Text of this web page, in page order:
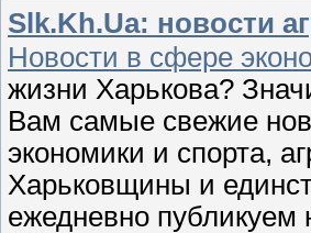
Slk.Kh.Ua: новости
Новости в сфере
жизни Харькова?
Вам самые свежие
экономики и спорта,
Харьковщины и
ежедневно публикуем